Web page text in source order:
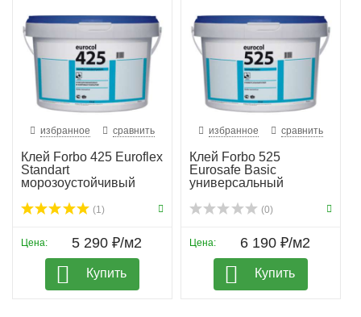
избранное сравнить
Клей Forbo 425 Euroflex
Standart
морозоустойчивый
(1)
Цена: 5 290 ₽/м2
Купить
избранное сравнить
Клей Forbo 525
Eurosafe Basic
универсальный
(0)
Цена: 6 190 ₽/м2
Купить